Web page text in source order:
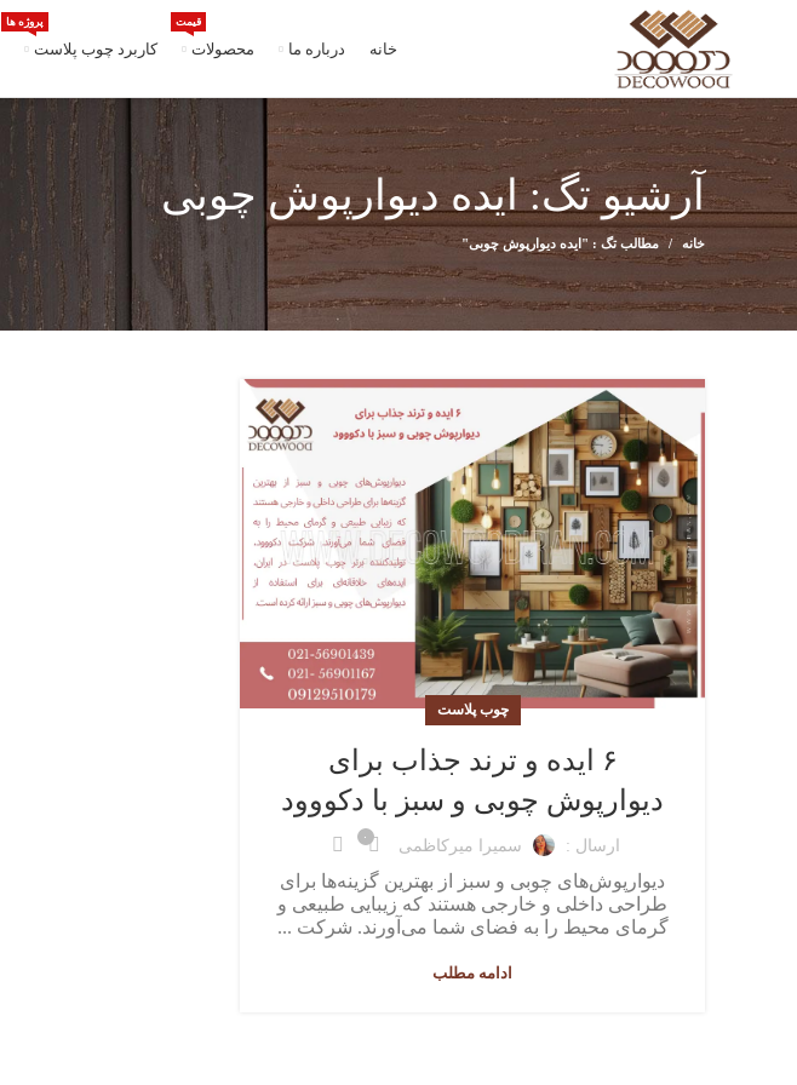
خانه درباره ما محصولات
قیمت
کاربرد چوب پلاست
پروژه ها
آرشیو تگ: ایده دیوارپوش چوبی
خانه مطالب تگ : "ایده دیوارپوش چوبی"
چوب پلاست
۶ ایده و ترند جذاب برای
دیوارپوش چوبی و سبز با دکووود
ارسال : سمیرا میرکاظمی ۰
دیوارپوش‌های چوبی و سبز از بهترین گزینه‌ها برای
طراحی داخلی و خارجی هستند که زیبایی طبیعی و
گرمای محیط را به فضای شما می‌آورند. شرکت ...
ادامه مطلب